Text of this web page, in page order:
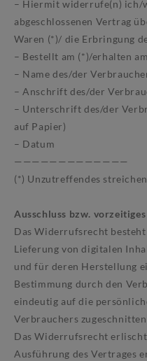
– Hiermit widerrufe(n) ich/
abgeschlossenen Vertrag
Waren (*)/ die Erbringung
– Bestellt am (*)/erhalten
– Name des/der
– Anschrift des/der
– Unterschrift des/der
auf Papier)
– Datum
—————————————
(*) Unzutreffendes
Ausschluss bzw.
Das Widerrufsrecht
Lieferung von digitalen
und für deren Herstellung
Bestimmung durch den
eindeutig auf die
Verbrauchers
Das Widerrufsrecht
Ausführung des Vertrages